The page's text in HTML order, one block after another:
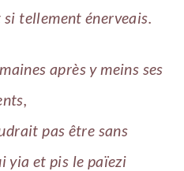
si tellement énerveais.
après y meins ses
pas être sans
yia et pis le païezi